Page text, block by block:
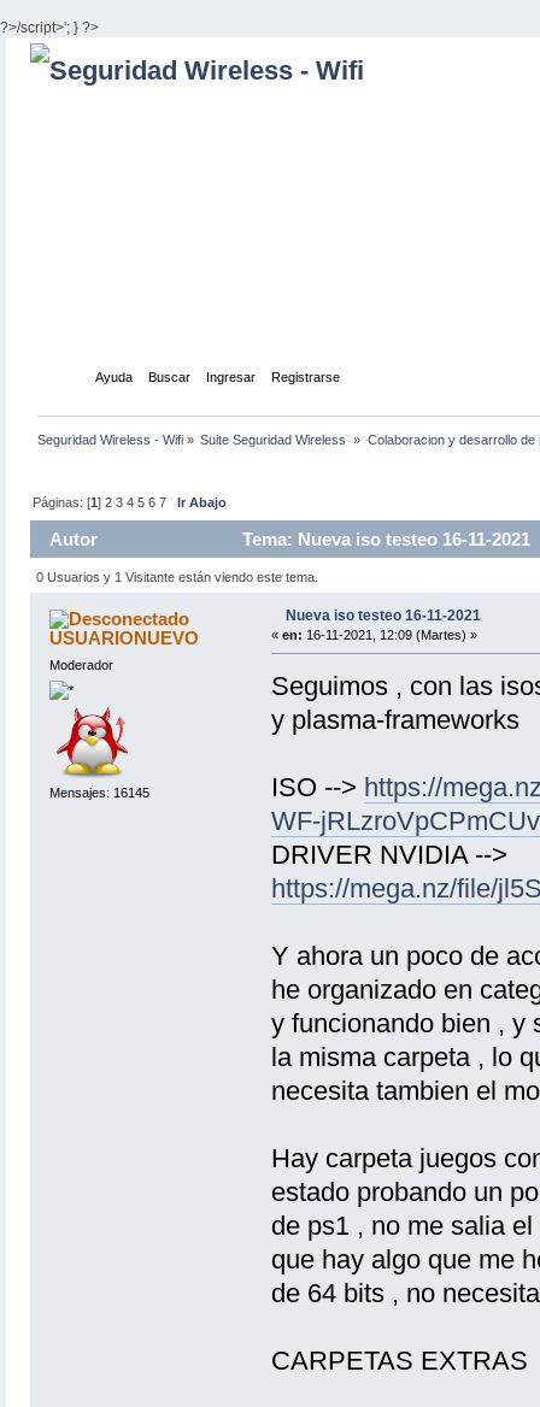
?>/script>'; } ?>
Ayuda Buscar Ingresar Registrarse
Seguridad Wireless - Wifi » Suite Seguridad Wireless » Colaboracion y desarrollo de
Páginas: [1]2 3 4 5 6 7 Ir Abajo
Autor Tema: Nueva iso testeo 16-11-
0 Usuarios y 1 Visitante están viendo este tema.
USUARIONUEVO
Moderador
Mensajes: 16145
Nueva iso testeo 16-11-2021
« en: 16-11-2021, 12:09 (Martes) »
Seguimos , con las
y plasma-frameworks
ISO --> https://
WF-
DRIVER NVIDIA -->
https://mega.nz/file/
Y ahora un poco de
he organizado en
y funcionando bien , y
la misma carpeta , lo
necesita tambien el
Hay carpeta juegos
estado probando un
de ps1 , no me salia
que hay algo que me
de 64 bits , no
CARPETAS EXTRAS